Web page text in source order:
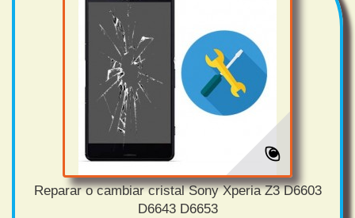
Reparar o cambiar cristal Sony Xperia Z3 D6603
D6643 D6653